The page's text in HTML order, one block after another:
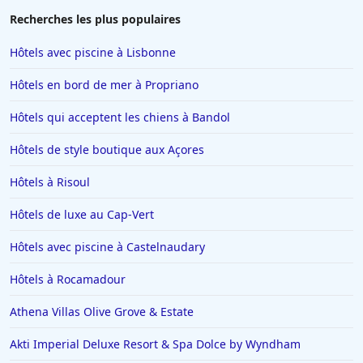
Hôtels à Rosny-sous-Bois
Hôtels à Monaco
Hôtels à Saint-Jean-de-Monts
Hôtels à Saint-Paul-les-Dax
Hôtels à Puy-du-Fou
Hôtels à Tarnos
Hôtels à Le Barcares
Recherches les plus populaires
Hôtels avec piscine à Lisbonne
Hôtels en bord de mer à Propriano
Hôtels qui acceptent les chiens à Bandol
Hôtels de style boutique aux Açores
Hôtels à Risoul
Hôtels de luxe au Cap-Vert
Hôtels avec piscine à Castelnaudary
Hôtels à Rocamadour
Athena Villas Olive Grove & Estate
Akti Imperial Deluxe Resort & Spa Dolce by Wyndham